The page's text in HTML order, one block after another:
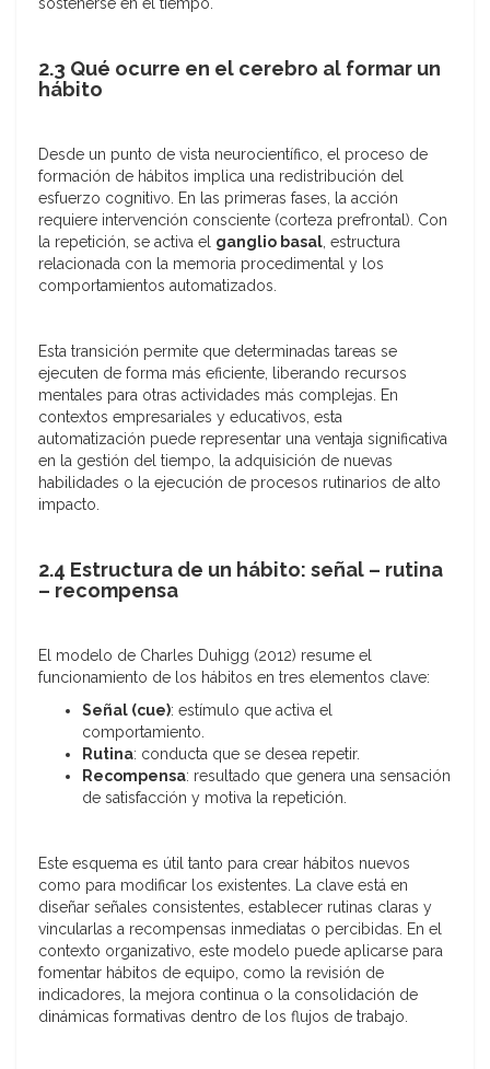
sostenerse en el tiempo.
2.3 Qué ocurre en el cerebro al formar un
hábito
Desde un punto de vista neurocientífico, el proceso de
formación de hábitos implica una redistribución del
esfuerzo cognitivo. En las primeras fases, la acción
requiere intervención consciente (corteza prefrontal). Con
la repetición, se activa el ganglio basal, estructura
relacionada con la memoria procedimental y los
comportamientos automatizados.
Esta transición permite que determinadas tareas se
ejecuten de forma más eficiente, liberando recursos
mentales para otras actividades más complejas. En
contextos empresariales y educativos, esta
automatización puede representar una ventaja significativa
en la gestión del tiempo, la adquisición de nuevas
habilidades o la ejecución de procesos rutinarios de alto
impacto.
2.4 Estructura de un hábito: señal – rutina
– recompensa
El modelo de Charles Duhigg (2012) resume el
funcionamiento de los hábitos en tres elementos clave:
Señal (cue): estímulo que activa el
comportamiento.
Rutina: conducta que se desea repetir.
Recompensa: resultado que genera una sensación
de satisfacción y motiva la repetición.
Este esquema es útil tanto para crear hábitos nuevos
como para modificar los existentes. La clave está en
diseñar señales consistentes, establecer rutinas claras y
vincularlas a recompensas inmediatas o percibidas. En el
contexto organizativo, este modelo puede aplicarse para
fomentar hábitos de equipo, como la revisión de
indicadores, la mejora continua o la consolidación de
dinámicas formativas dentro de los flujos de trabajo.